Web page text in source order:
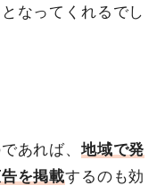
なってくれるでし
あれば、 地域で発
を掲載するのも効